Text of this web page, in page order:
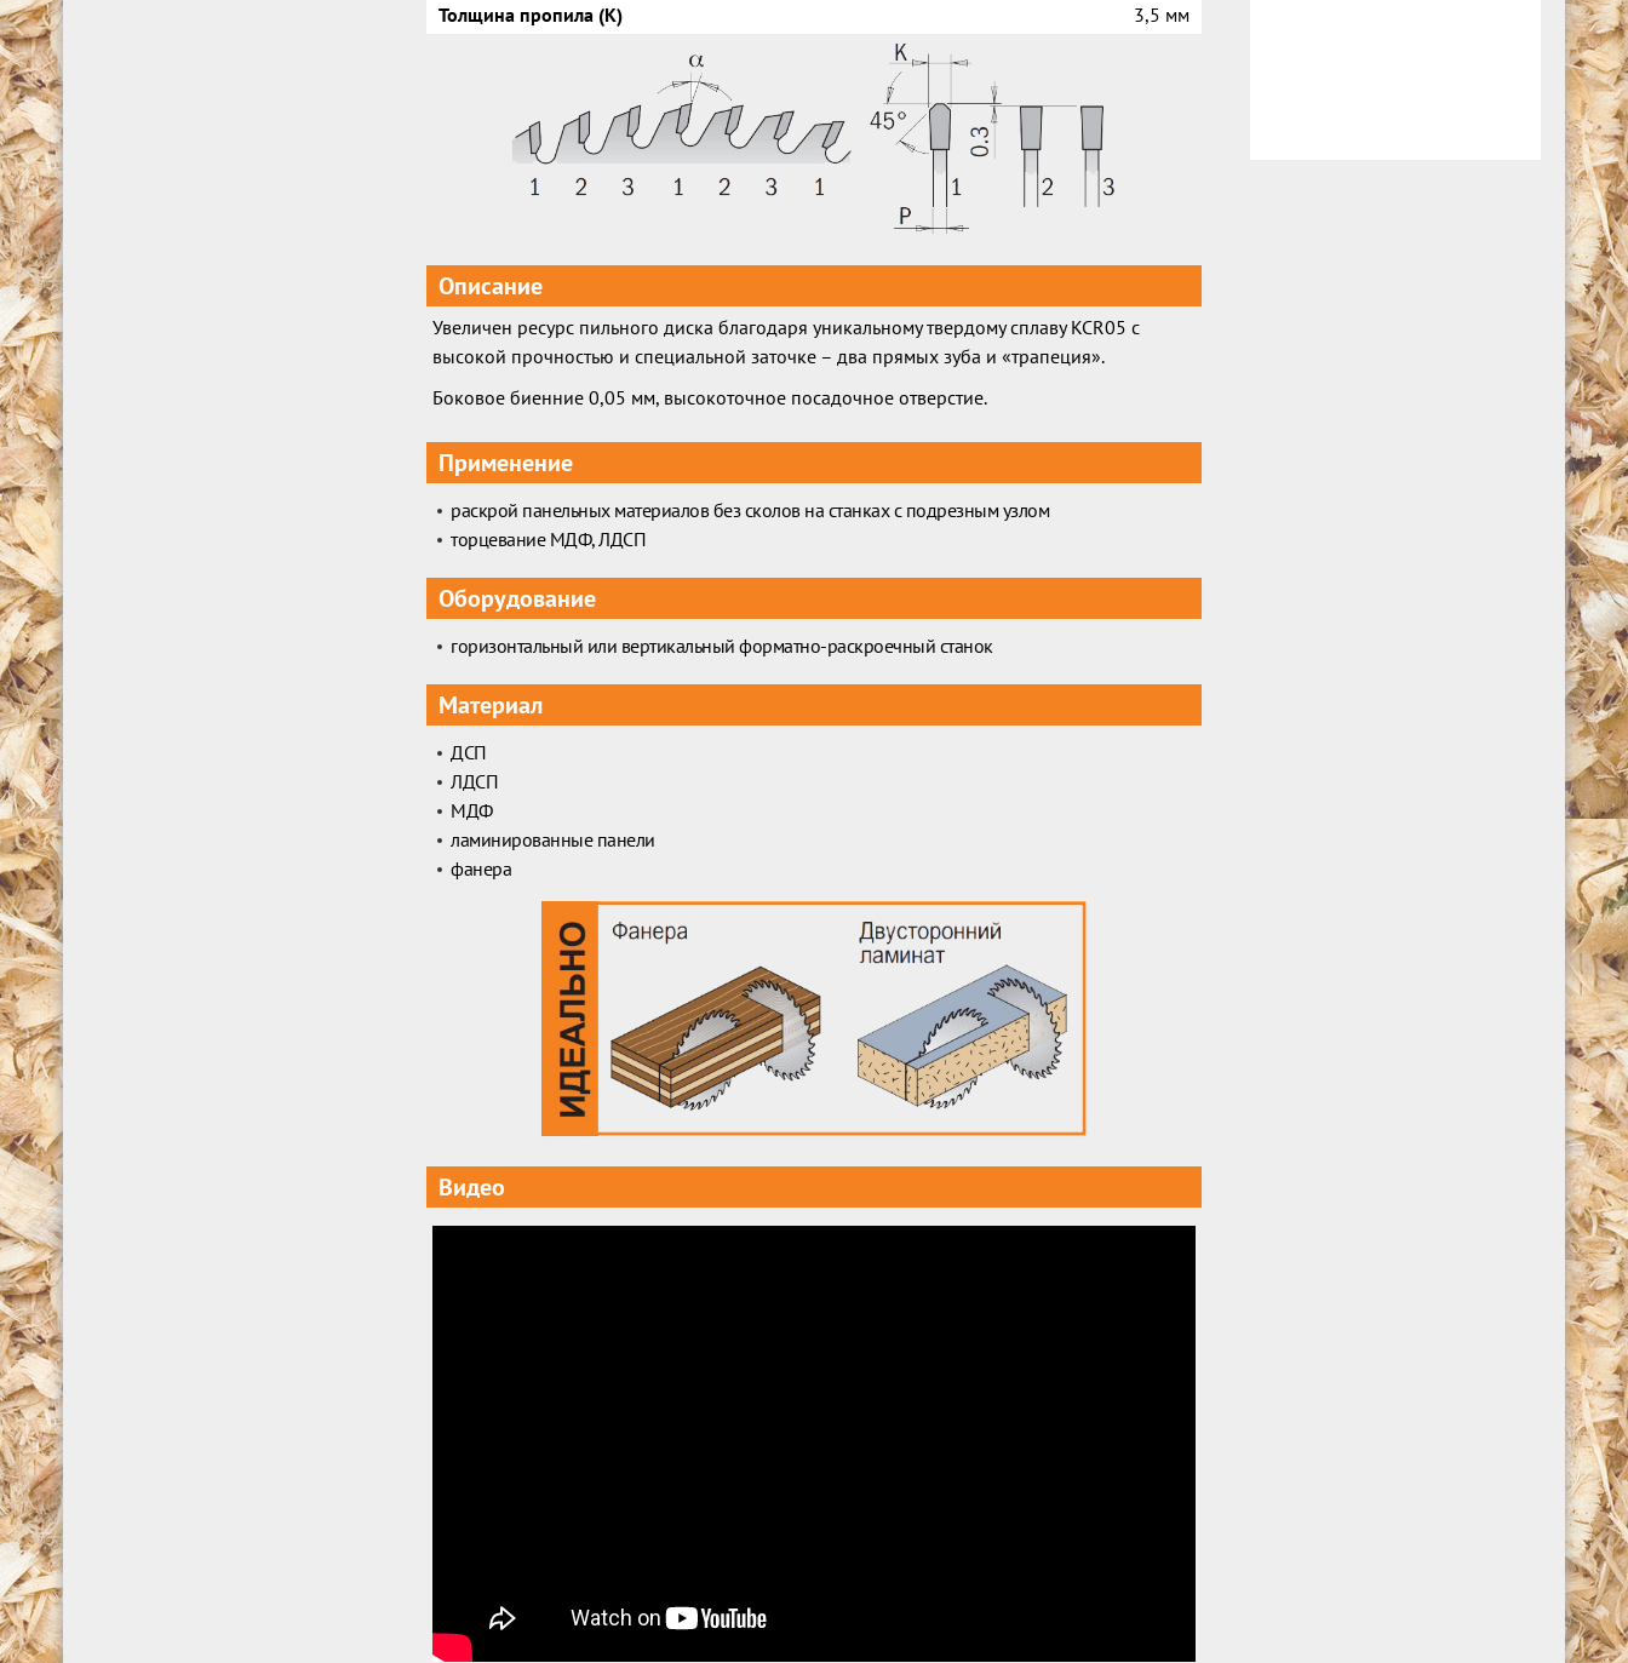
Толщина пропила (K)
3,5 мм
Описание
Увеличен ресурс пильного диска благодаря уникальному твердому сплаву KCR05 с
высокой прочностью и специальной заточке – два прямых зуба и «трапеция».
Боковое биенние 0,05 мм, высокоточное посадочное отверстие.
Применение
раскрой панельных материалов без сколов на станках с подрезным узлом
торцевание МДФ, ЛДСП
Оборудование
горизонтальный или вертикальный форматно-раскроечный станок
Материал
ДСП
ЛДСП
МДФ
ламинированные панели
фанера
Видео